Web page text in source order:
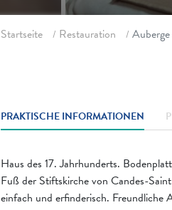
Startseite Restauration
PRAKTISCHE INFORMATIONEN
Haus des 17. Jahrhunderts.
Fuß der Stiftskirche von Candes-
einfach und erfinderisch. Freundliche